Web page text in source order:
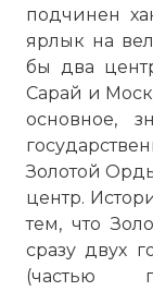
подчинен
ярлык на
бы два
Сарай и
основное,
Золотой
центр.
тем, что
сразу двух
(частью